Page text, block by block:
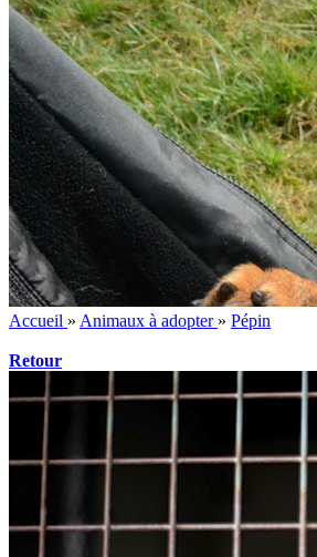
Accueil » Animaux à adopter » Pépin
Retour